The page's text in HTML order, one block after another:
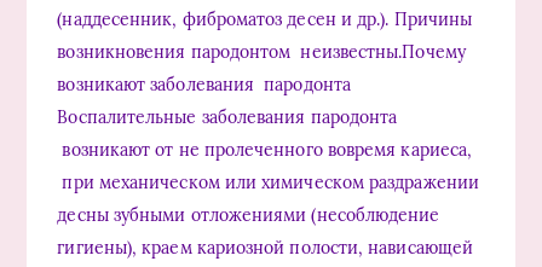
(наддесенник, фиброматоз десен и др.). Причины
возникновения пародонтом неизвестны.Почему
возникают заболевания пародонта
Воспалительные заболевания пародонта
возникают от не пролеченного вовремя кариеса,
при механическом или химическом раздражении
десны зубными отложениями (несоблюдение
гигиены), краем кариозной полости, нависающей